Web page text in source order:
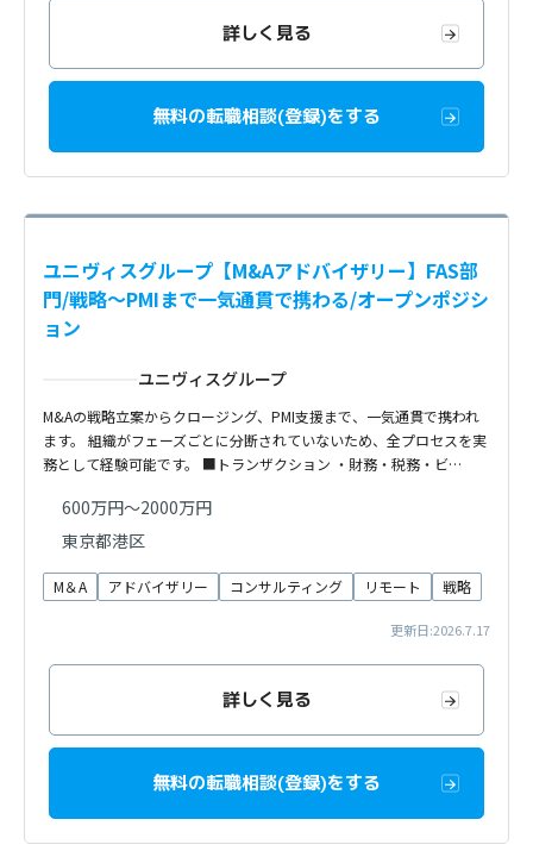
詳しく見る
無料の転職相談(登録)をする
ユニヴィスグループ【M&Aアドバイザリー】FAS部
門/戦略〜PMIまで一気通貫で携わる/オープンポジシ
ョン
ユニヴィスグループ
M&Aの戦略立案からクロージング、PMI支援まで、一気通貫で携われ
ます。 組織がフェーズごとに分断されていないため、全プロセスを実
務として経験可能です。 ■トランザクション ・財務・税務・ビ…
600万円～2000万円
東京都港区
M＆A アドバイザリー コンサルティング リモート 戦略
更新日:2026.7.17
詳しく見る
無料の転職相談(登録)をする